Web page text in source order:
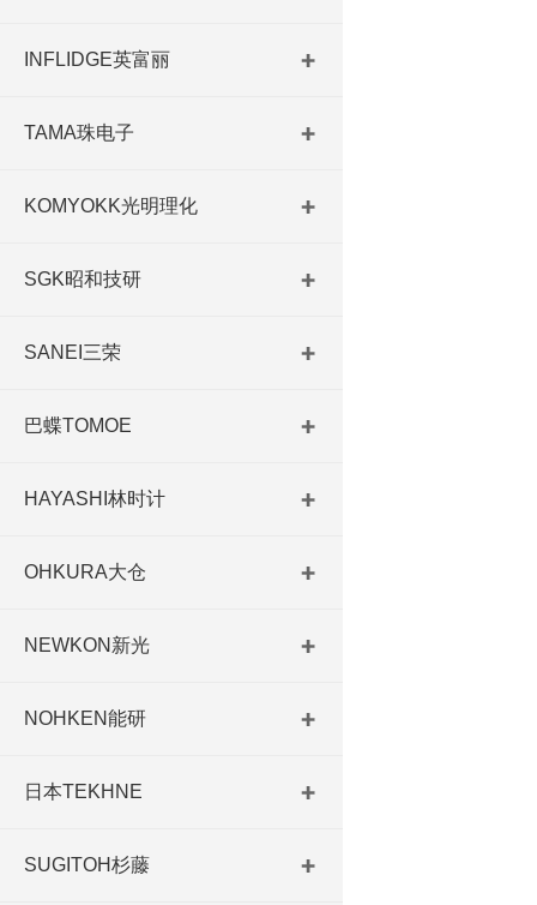
INFLIDGE英富丽
TAMA珠电子
KOMYOKK光明理化
SGK昭和技研
SANEI三荣
巴蝶TOMOE
HAYASHI林时计
OHKURA大仓
NEWKON新光
NOHKEN能研
日本TEKHNE
SUGITOH杉藤